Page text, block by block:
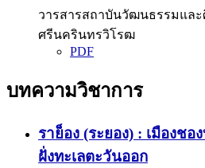
วารสารสถาบันวัฒนธรรมแล
ศรีนครินทรวิโรฒ
PDF
บทความวิชาการ
ราย็อง (ระยอง) : เมืองชอ
ฝั่งทะเลตะวันออก